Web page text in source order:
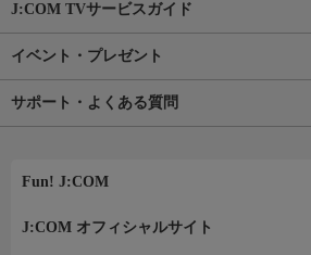
J:COM TVサービスガイド
イベント・プレゼント
サポート・よくある質問
Fun! J:COM
J:COM オフィシャルサイト